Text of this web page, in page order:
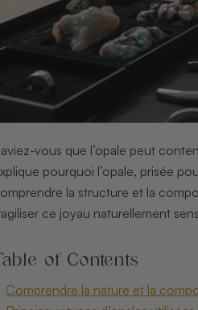
vous que l’opale peut
pourquoi l’opale, prisée
la structure et la
ce joyau naturellement
of Contents
Comprendre la nature et la